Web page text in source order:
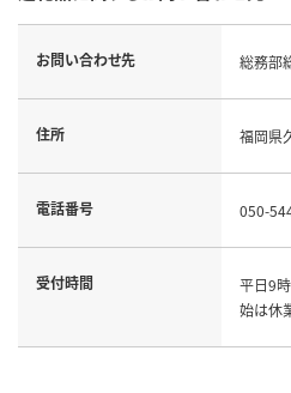
お問い合わせ先 総務部
住所 福岡県
電話番号 050-
受付時間
平日9
始は休